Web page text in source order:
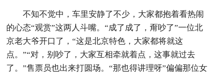
不知不觉中，车里安静了不少，大家都抱着看热闹
的心态“观赏”这两人斗嘴。“成了成了，甭吵了”一位北
京老大爷开口了，“这是北京特色，大家都将就这
点。”“对，别吵了，大家互相牵就着点，这事就过去
了。”售票员也出来打圆场。“那也得讲理呀”偏偏那位女